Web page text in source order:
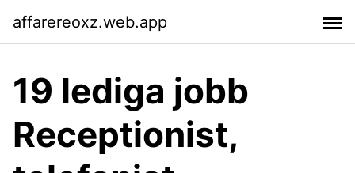
affarereoxz.web.app
19 lediga jobb
Receptionist,